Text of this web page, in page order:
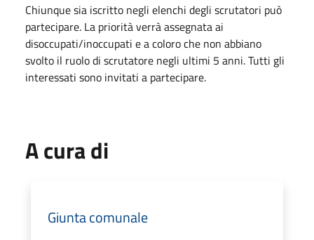
Chiunque sia iscritto negli elenchi degli scrutatori può
partecipare. La priorità verrà assegnata ai
disoccupati/inoccupati e a coloro che non abbiano
svolto il ruolo di scrutatore negli ultimi 5 anni. Tutti gli
interessati sono invitati a partecipare.
A cura di
Giunta comunale